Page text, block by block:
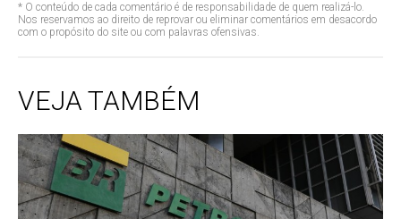
* O conteúdo de cada comentário é de responsabilidade de quem realizá-lo.
Nos reservamos ao direito de reprovar ou eliminar comentários em desacordo
com o propósito do site ou com palavras ofensivas.
VEJA TAMBÉM